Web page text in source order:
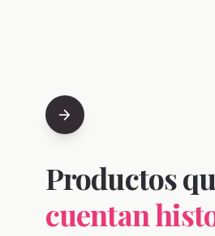
arrow_forward
Productos
cuentan